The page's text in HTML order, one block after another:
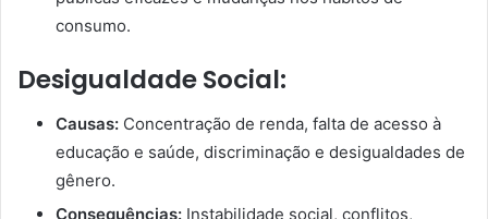
consumo.
Desigualdade Social:
Causas: Concentração de renda, falta de acesso à
educação e saúde, discriminação e desigualdades de
gênero.
Consequências: Instabilidade social, conflitos,